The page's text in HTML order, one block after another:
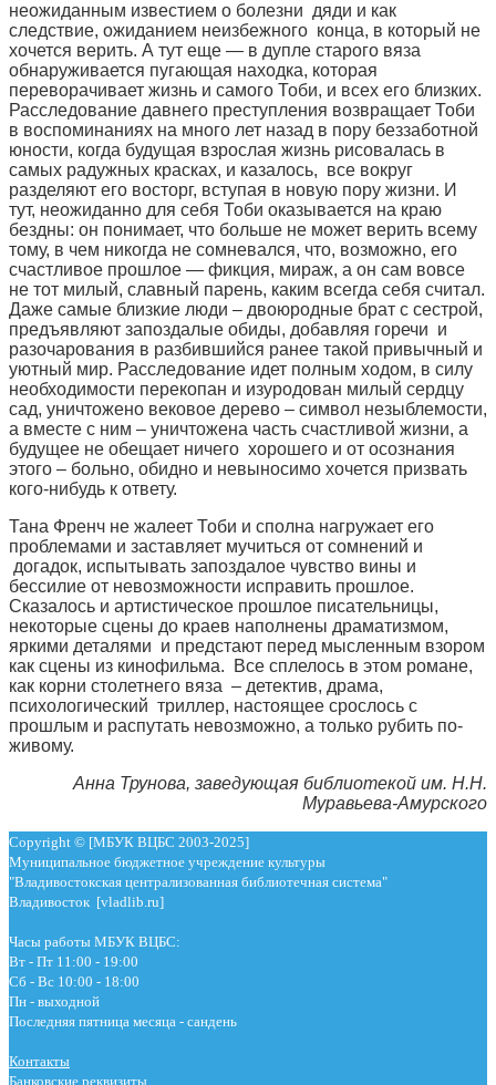
неожиданным известием о болезни дяди и как
следствие, ожиданием неизбежного конца, в который не
хочется верить. А тут еще — в дупле старого вяза
обнаруживается пугающая находка, которая
переворачивает жизнь и самого Тоби, и всех его близких.
Расследование давнего преступления возвращает Тоби
в воспоминаниях на много лет назад в пору беззаботной
юности, когда будущая взрослая жизнь рисовалась в
самых радужных красках, и казалось, все вокруг
разделяют его восторг, вступая в новую пору жизни. И
тут, неожиданно для себя Тоби оказывается на краю
бездны: он понимает, что больше не может верить всему
тому, в чем никогда не сомневался, что, возможно, его
счастливое прошлое — фикция, мираж, а он сам вовсе
не тот милый, славный парень, каким всегда себя считал.
Даже самые близкие люди – двоюродные брат с сестрой,
предъявляют запоздалые обиды, добавляя горечи и
разочарования в разбившийся ранее такой привычный и
уютный мир. Расследование идет полным ходом, в силу
необходимости перекопан и изуродован милый сердцу
сад, уничтожено вековое дерево – символ незыблемости,
а вместе с ним – уничтожена часть счастливой жизни, а
будущее не обещает ничего хорошего и от осознания
этого – больно, обидно и невыносимо хочется призвать
кого-нибудь к ответу.
Тана Френч не жалеет Тоби и сполна нагружает его
проблемами и заставляет мучиться от сомнений и
догадок, испытывать запоздалое чувство вины и
бессилие от невозможности исправить прошлое.
Сказалось и артистическое прошлое писательницы,
некоторые сцены до краев наполнены драматизмом,
яркими деталями и предстают перед мысленным взором
как сцены из кинофильма. Все сплелось в этом романе,
как корни столетнего вяза – детектив, драма,
психологический триллер, настоящее срослось с
прошлым и распутать невозможно, а только рубить по-
живому.
Анна Трунова, заведующая библиотекой им. Н.Н.
Муравьева-Амурского
Copyright © [МБУК ВЦБС 2003-2025]
Муниципальное бюджетное учреждение культуры
"Владивостокская централизованная библиотечная система"
Владивосток [vladlib.ru]
Часы работы МБУК ВЦБС:
Вт - Пт 11:00 - 19:00
Сб - Вс 10:00 - 18:00
Пн - выходной
Последняя пятница месяца - сандень
Контакты
Банковские реквизиты